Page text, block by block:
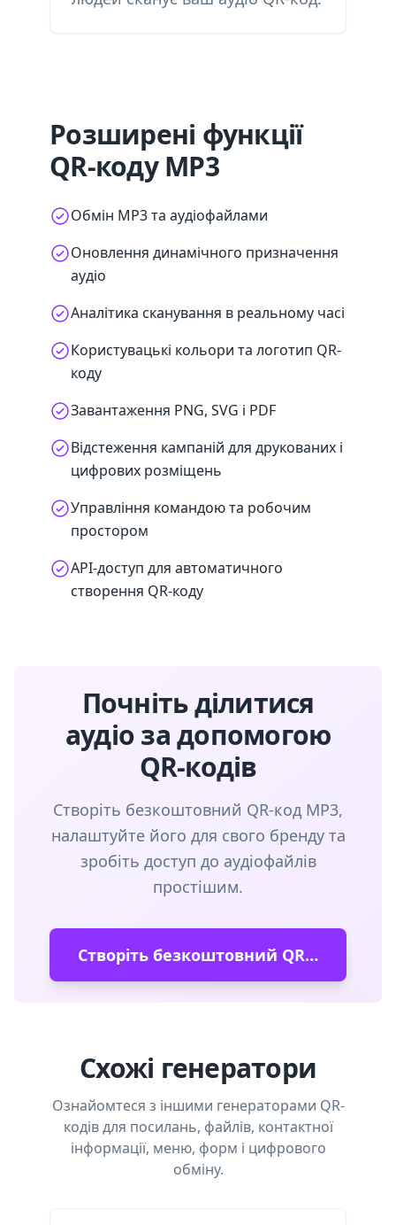
Розширені функції
QR-коду MP3
Обмін MP3 та аудіофайлами
Оновлення динамічного призначення
аудіо
Аналітика сканування в реальному часі
Користувацькі кольори та логотип QR-
коду
Завантаження PNG, SVG і PDF
Відстеження кампаній для друкованих і
цифрових розміщень
Управління командою та робочим
простором
API-доступ для автоматичного
створення QR-коду
Почніть ділитися
аудіо за допомогою
QR-кодів
Створіть безкоштовний QR-код MP3,
налаштуйте його для свого бренду та
зробіть доступ до аудіофайлів
простішим.
Створіть безкоштовний QR-код MP3
Схожі генератори
Ознайомтеся з іншими генераторами QR-
кодів для посилань, файлів, контактної
інформації, меню, форм і цифрового
обміну.